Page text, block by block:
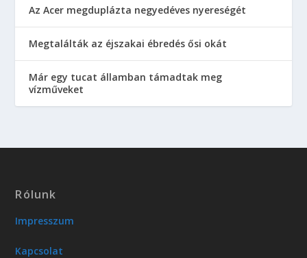
Az Acer megduplázta negyedéves nyereségét
Megtalálták az éjszakai ébredés ősi okát
Már egy tucat államban támadtak meg
vízműveket
Rólunk
Impresszum
Kapcsolat